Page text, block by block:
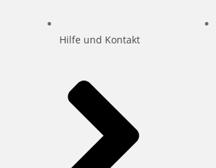
Hilfe und Kontakt